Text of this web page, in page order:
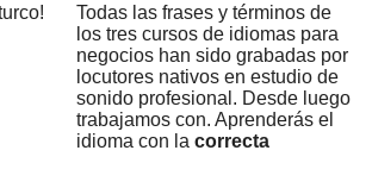
Todas las frases y términos de
los tres cursos de idiomas para
negocios han sido grabadas por
locutores nativos en estudio de
sonido profesional. Desde luego
trabajamos con. Aprenderás el
idioma con la correcta